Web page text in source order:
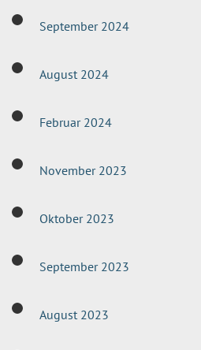
September 2024
August 2024
Februar 2024
November 2023
Oktober 2023
September 2023
August 2023